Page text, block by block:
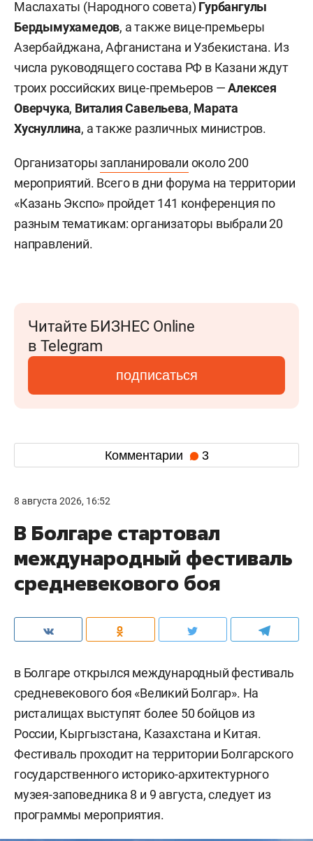
Маслахаты (Народного совета) Гурбангулы
Бердымухамедов, а также вице-премьеры
Азербайджана, Афганистана и Узбекистана. Из
числа руководящего состава РФ в Казани ждут
троих российских вице-премьеров —Алексея
Оверчука, Виталия Савельева, Марата
Хуснуллина, а также различных министров.
Организаторызапланировали около 200
мероприятий. Всего в дни форума на территории
«Казань Экспо» пройдет 141 конференция по
разным тематикам: организаторы выбрали 20
направлений.
Читайте БИЗНЕС Online
в Telegram
подписаться
Комментарии 3
8 августа 2026, 16:52
В Болгаре стартовал
международный фестиваль
средневекового боя
в Болгаре открылся международный фестиваль
средневекового боя «Великий Болгар». На
ристалищах выступят более 50 бойцов из
России, Кыргызстана, Казахстана и Китая.
Фестиваль проходит на территории Болгарского
государственного историко-архитектурного
музея-заповедника 8 и 9 августа, следует из
программы мероприятия.